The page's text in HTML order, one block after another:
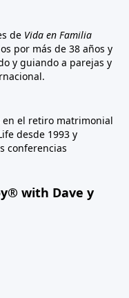
de Vida en Familia
por más de 38 años y
y guiando a parejas y
en el retiro matrimonial
desde 1993 y
conferencias
with Dave y